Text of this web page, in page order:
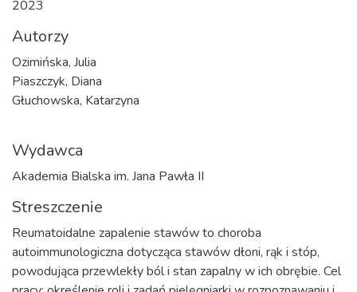
2023
Autorzy
Ozimińska, Julia
Piaszczyk, Diana
Głuchowska, Katarzyna
Wydawca
Akademia Bialska im. Jana Pawła II
Streszczenie
Reumatoidalne zapalenie stawów to choroba
autoimmunologiczna dotycząca stawów dłoni, rąk i stóp,
powodująca przewlekły ból i stan zapalny w ich obrębie. Cel